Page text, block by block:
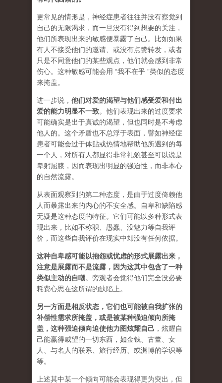
更常见的情形是，神经症患者往往并没有察觉到
自己的无限渴求，而一旦没有得到想要的关注，
他们所表现出来的敏感便暴露了自己。比如如果
有人不接受他们的邀请、或没有点赞转发，或者
只是不同意他们的某些观点，他们就会感到非常
伤心。这种敏感可能会用 “我不在乎 ”类似的态度
来掩盖。
进一步说， 他们对爱的渴望与他们感受爱和付出
爱的能力明显不一致。他们表现出来的过度要求
可能确实是出于真诚的渴望，但也同时是不考虑
他人的。这个矛盾也不总浮于表面，譬如神经症
患者可能会过于体贴或热情地帮助他所遇到的每
一个人，对所有人都显得非常礼貌甚至可以说是
卑躬屈膝，因而表现出明显的强迫性，而非本心
的自然流露。
从表面观察到的第二种态度，是由于过度倚赖他
人而暴露出来的内心的不安全感。自卑和缺陷感
无疑是这种态度的特征。它们可能以多种形式表
现出来，比如不称职、愚蠢、没魅力等自我评
价，而这些自我评价在现实中却没有任何依据。
这种自卑感可能以抱怨或忧虑的形式展露出来，
注意是展露而不是流露，因为这其中包含了一种
类似主动的自嘲。旁观者会觉得他们完全没必要
耗费心思在这所谓的缺陷上。
另一方面是相反状态，它们也可能被自我扩张的
补偿性需求所掩盖，或是被某种强迫倾向所掩
盖，这种强迫倾向迫使他力图炫耀自己 ，炫耀自
己能赢得威望的一切东西，如金钱、古董、女
人、与名人的联系、旅行经历、或渊博的学识等
等。
上述其中某一个倾向可能会表现得更为突出，但